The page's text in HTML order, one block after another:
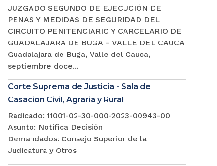
JUZGADO SEGUNDO DE EJECUCIÓN DE
PENAS Y MEDIDAS DE SEGURIDAD DEL
CIRCUITO PENITENCIARIO Y CARCELARIO DE
GUADALAJARA DE BUGA – VALLE DEL CAUCA
Guadalajara de Buga, Valle del Cauca,
septiembre doce...
Corte Suprema de Justicia - Sala de
Casación Civil, Agraria y Rural
Radicado: 11001-02-30-000-2023-00943-00
Asunto: Notifica Decisión
Demandados: Consejo Superior de la
Judicatura y Otros